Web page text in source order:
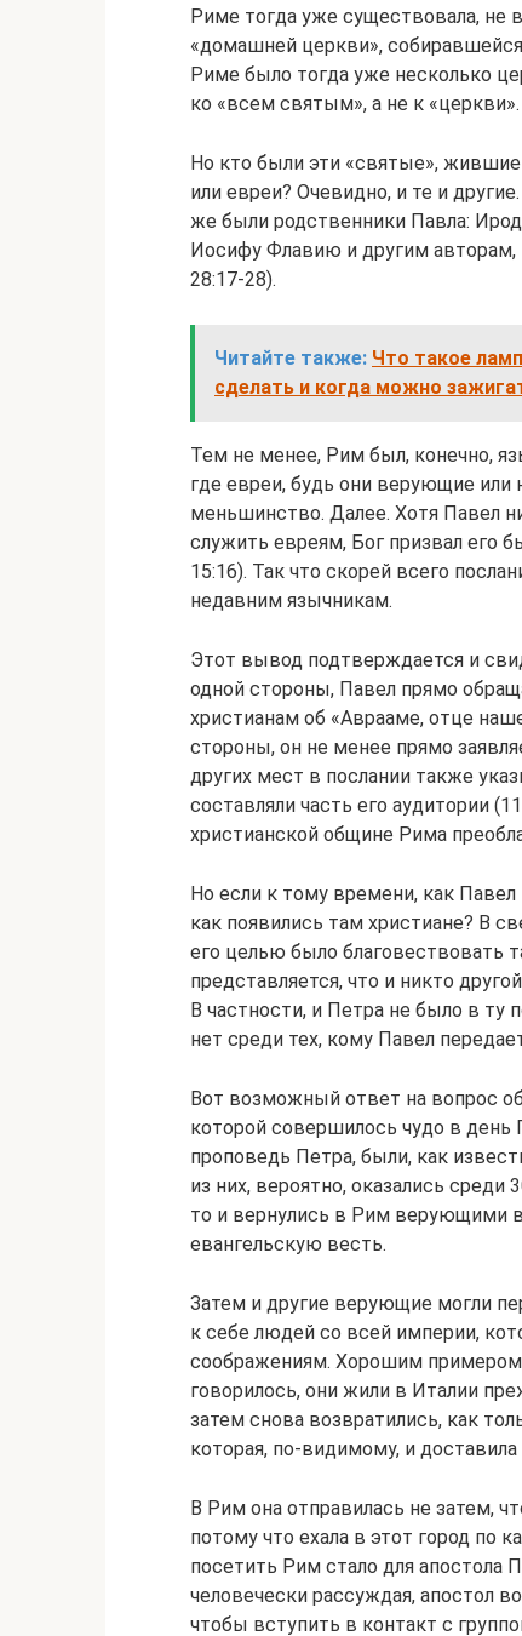
Риме тогда уже существовала,
«домашней церкви»,
Риме было тогда уже несколько
ко «всем святым», а не к «церкви».
Но кто были эти «святые»,
или евреи? Очевидно, и те и
же были родственники Павла:
Иосифу Флавию и другим авторам,
28:17-28).
Читайте также: Что такое
сделать и когда можно
Тем не менее, Рим был, конечно,
где евреи, будь они верующие или
меньшинство. Далее. Хотя Павел
служить евреям, Бог призвал его
15:16). Так что скорей всего
недавним язычникам.
Этот вывод подтверждается и
одной стороны, Павел прямо
христианам об «Аврааме, отце
стороны, он не менее прямо
других мест в послании также
составляли часть его аудитории
христианской общине Рима
Но если к тому времени, как
как появились там христиане? В
его целью было благовествовать
представляется, что и никто
В частности, и Петра не было в ту
нет среди тех, кому Павел
Вот возможный ответ на вопрос
которой совершилось чудо в
проповедь Петра, были, как
из них, вероятно, оказались
то и вернулись в Рим верующими
евангельскую весть.
Затем и другие верующие могли
к себе людей со всей империи,
соображениям. Хорошим примером
говорилось, они жили в Италии
затем снова возвратились, как
которая, по-видимому, и
В Рим она отправилась не затем,
потому что ехала в этот город по
посетить Рим стало для апостола
человечески рассуждая, апостол
чтобы вступить в контакт с